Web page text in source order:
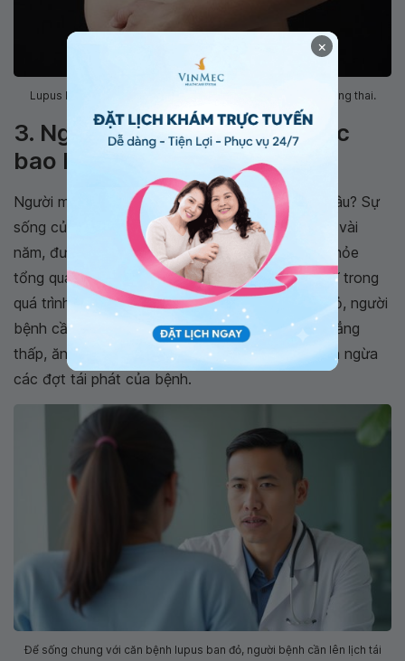
Lupus ban đỏ gây ra nhiều biến chứng nghiêm trọng khi mang thai.
3. Người mắc bệnh sống được
bao lâu?
Người mắc bệnh lupus ban đỏsống được bao lâu? Sự
sống của bệnh nhân dao động từ vài tháng đến vài
năm, được quyết định bởi các yếu tố như sức khỏe
tổng quát, tuổi tác và mức độ hợp tác với bác sĩ trong
quá trình điều trị. Để sống chung với lupus ban đỏ, người
bệnh cần tái khám đều đặn, giữ mức độ căng thẳng
thấp, ăn uống và tập luyện khoa học, nhằm ngăn ngừa
các đợt tái phát của bệnh.
Để sống chung với căn bệnh lupus ban đỏ, người bệnh cần lên lịch tái
×